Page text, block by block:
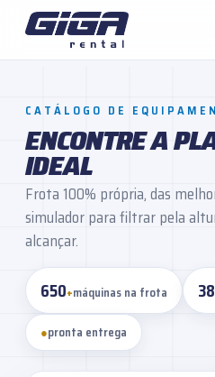
CATÁLOGO DE
ENCONTRE A
IDEAL
Frota 100% própria, das
simulador para filtrar pela
alcançar.
650+máquinas na frota 38
●pronta entrega